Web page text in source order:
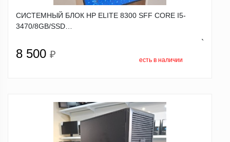
СИСТЕМНЫЙ БЛОК HP ELITE 8300 SFF CORE I5-
3470/8GB/SSD…
8 500 ₽
`
есть в наличии